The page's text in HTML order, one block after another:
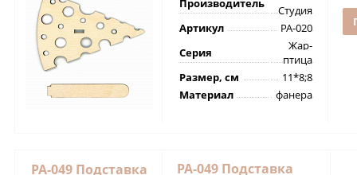
Производитель
Студия
Артикул
РА-020
Серия
Жар-
птица
Размер, см
11*8;8
Материал
фанера
РА-049 Подставка
РА-049 Подставка